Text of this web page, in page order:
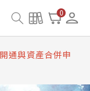
0
通與資產合併申
及資產合併結果
與書櫃開通申請